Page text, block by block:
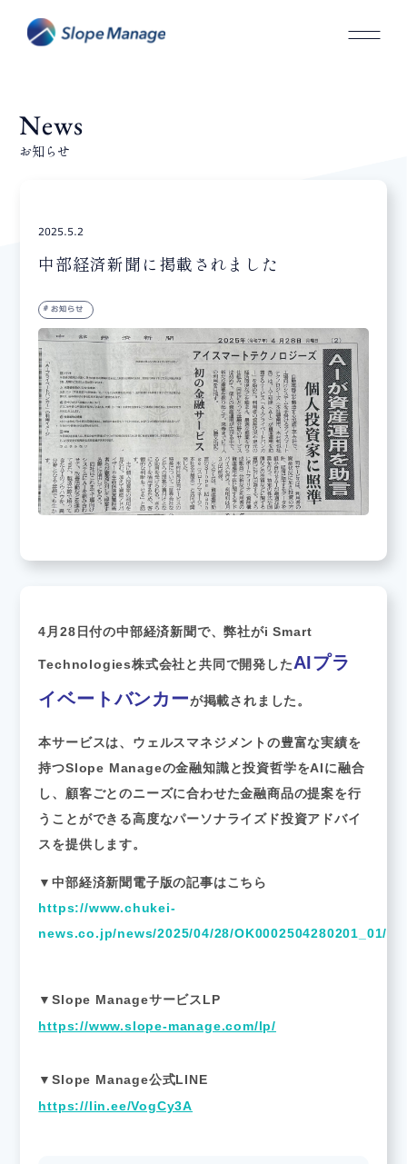
News
お知らせ
2025.5.2
中部経済新聞に掲載されました
お知らせ
4月28日付の中部経済新聞で、弊社がi Smart
Technologies株式会社と共同で開発したAIプラ
イベートバンカーが掲載されました。
本サービスは、ウェルスマネジメントの豊富な実績を
持つSlope Manageの金融知識と投資哲学をAIに融合
し、顧客ごとのニーズに合わせた金融商品の提案を行
うことができる高度なパーソナライズド投資アドバイ
スを提供します。
▼中部経済新聞電子版の記事はこちら
https://www.chukei-
news.co.jp/news/2025/04/28/OK0002504280201_01/
▼Slope ManageサービスLP
https://www.slope-manage.com/lp/
▼Slope Manage公式LINE
https://lin.ee/VogCy3A